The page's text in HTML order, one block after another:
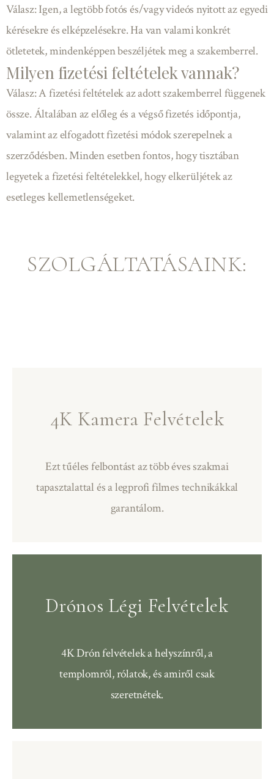
Válasz: Igen, a legtöbb fotós és/vagy videós nyitott az egyedi
kérésekre és elképzelésekre. Ha van valami konkrét
ötletetek, mindenképpen beszéljétek meg a szakemberrel.
Milyen fizetési feltételek vannak?
Válasz: A fizetési feltételek az adott szakemberrel függenek
össze. Általában az előleg és a végső fizetés időpontja,
valamint az elfogadott fizetési módok szerepelnek a
szerződésben. Minden esetben fontos, hogy tisztában
legyetek a fizetési feltételekkel, hogy elkerüljétek az
esetleges kellemetlenségeket.
SZOLGÁLTATÁSAINK:
4K Kamera Felvételek
Ezt tűéles felbontást az több éves szakmai
tapasztalattal és a legprofi filmes technikákkal
garantálom.
Drónos Légi Felvételek
4K Drón felvételek a helyszínről, a
templomról, rólatok, és amiről csak
szeretnétek.